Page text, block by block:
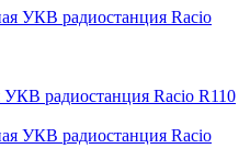
УКВ радиостанция Racio R110